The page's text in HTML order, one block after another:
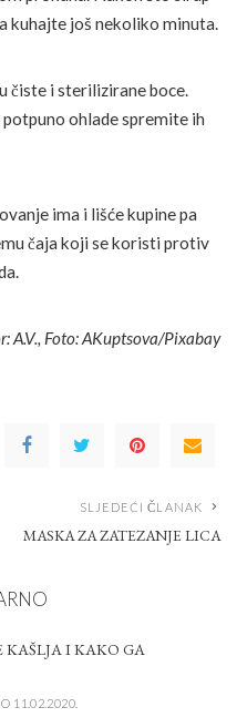
kuhajte još nekoliko minuta.
čiste i sterilizirane boce.
ohlade spremite ih
ima i lišće kupine pa
čaja koji se koristi protiv
A.V., Foto: AKuptsova/Pixabay
SLJEDEĆI ČLANAK
MASKA ZA ZATEZANJE LICA
KAŠLJA I KAKO GA
11.02.2020.